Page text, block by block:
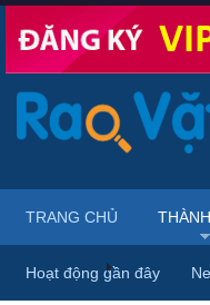
Trang chủ Thành viên
TRANG CHỦ
Hoạt động gần đây